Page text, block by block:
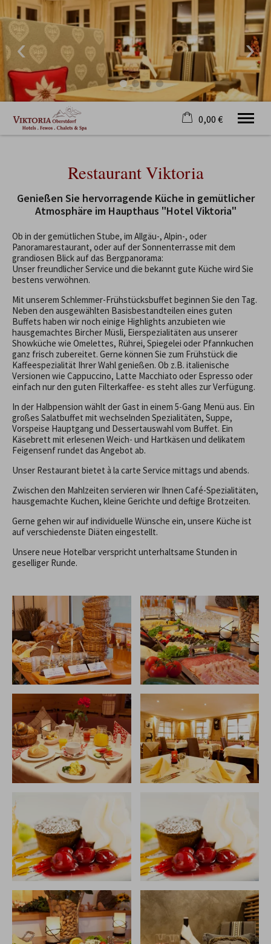
2 Erwachsene
Willkommen
Unser Haus
Hotelservice
Oberstdorf
Kontakt
Tel.08322 977 840
0,00 €
Restaurant Viktoria
Genießen Sie hervorragende Küche in gemütlicher
Atmosphäre im Haupthaus "Hotel Viktoria"
Ob in der gemütlichen Stube, im Allgäu-, Alpin-, oder
Panoramarestaurant, oder auf der Sonnenterrasse mit dem
grandiosen Blick auf das Bergpanorama:
Unser freundlicher Service und die bekannt gute Küche wird Sie
bestens verwöhnen.
Mit unserem Schlemmer-Frühstücksbuffet beginnen Sie den Tag.
Neben den ausgewählten Basisbestandteilen eines guten
Buffets haben wir noch einige Highlights anzubieten wie
hausgemachtes Bircher Müsli, Eierspezialitäten aus unserer
Showküche wie Omelettes, Rührei, Spiegelei oder Pfannkuchen
ganz frisch zubereitet. Gerne können Sie zum Frühstück die
Kaffeespezialität Ihrer Wahl genießen. Ob z.B. italienische
Versionen wie Cappuccino, Latte Macchiato oder Espresso oder
einfach nur den guten Filterkaffee- es steht alles zur Verfügung.
In der Halbpension wählt der Gast in einem 5-Gang Menü aus. Ein
großes Salatbuffet mit wechselnden Spezialitäten, Suppe,
Vorspeise Hauptgang und Dessertauswahl vom Buffet. Ein
Käsebrett mit erlesenen Weich- und Hartkäsen und delikatem
Feigensenf rundet das Angebot ab.
Unser Restaurant bietet à la carte Service mittags und abends.
Zwischen den Mahlzeiten servieren wir Ihnen Café-Spezialitäten,
hausgemachte Kuchen, kleine Gerichte und deftige Brotzeiten.
Gerne gehen wir auf individuelle Wünsche ein, unsere Küche ist
auf verschiedenste Diäten eingestellt.
Unsere neue Hotelbar verspricht unterhaltsame Stunden in
geselliger Runde.